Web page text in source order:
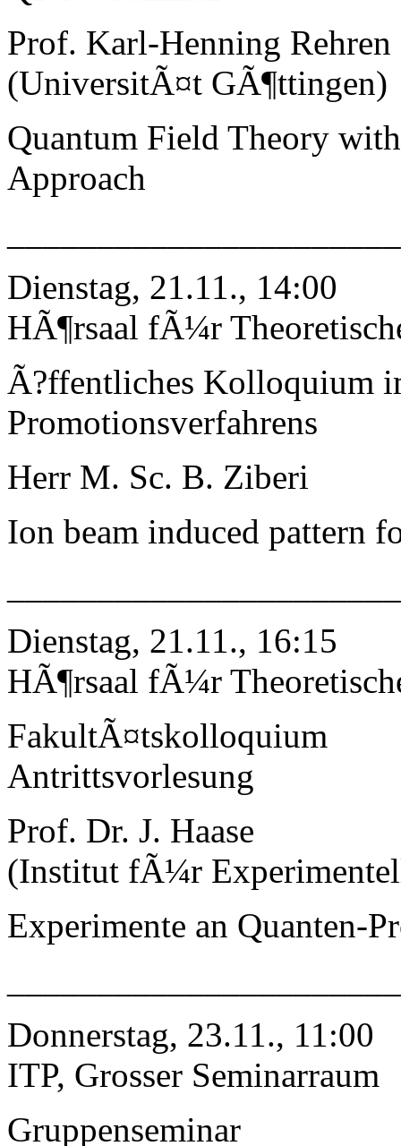
Prof. Karl-Henning Rehren
(UniversitÃ¤t GÃ¶ttingen)
Quantum Field Theory
Approach
Dienstag, 21.11., 14:00
HÃ¶rsaal fÃ¼r
Ã?ffentliches Kolloquium
Promotionsverfahrens
Herr M. Sc. B. Ziberi
Ion beam induced pattern
Dienstag, 21.11., 16:15
HÃ¶rsaal fÃ¼r
FakultÃ¤tskolloquium
Antrittsvorlesung
Prof. Dr. J. Haase
(Institut fÃ¼r
Experimente an Quanten-
Donnerstag, 23.11., 11:00
ITP, Grosser Seminarraum
Gruppenseminar